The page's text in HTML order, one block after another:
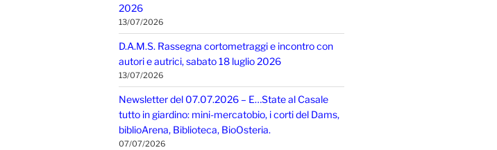
2026
13/07/2026
D.A.M.S. Rassegna cortometraggi e incontro con
autori e autrici, sabato 18 luglio 2026
13/07/2026
Newsletter del 07.07.2026 – E…State al Casale
tutto in giardino: mini-mercatobio, i corti del Dams,
biblioArena, Biblioteca, BioOsteria.
07/07/2026